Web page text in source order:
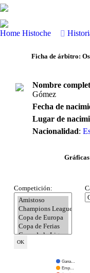
Home Histoche
Ficha de árbitro:
Nombre
Gómez
Fecha de
Lugar de
Nacionalidad:
Gráficas
Competición:
Gana…
Emp…